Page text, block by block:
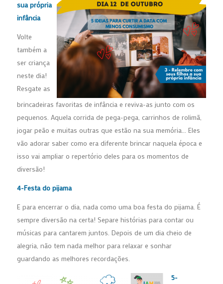
sua própria
infância
Volte
também a
ser criança
neste dia!
Resgate as
brincadeiras favoritas de infância e reviva-as junto com os
pequenos. Aquela corrida de pega-pega, carrinhos de rolimã,
jogar peão e muitas outras que estão na sua memória… Eles
vão adorar saber como era diferente brincar naquela época e
isso vai ampliar o repertório deles para os momentos de
diversão!
4-Festa do pijama
E para encerrar o dia, nada como uma boa festa do pijama. É
sempre diversão na certa! Separe histórias para contar ou
músicas para cantarem juntos. Depois de um dia cheio de
alegria, não tem nada melhor para relaxar e sonhar
guardando as melhores recordações.
5-